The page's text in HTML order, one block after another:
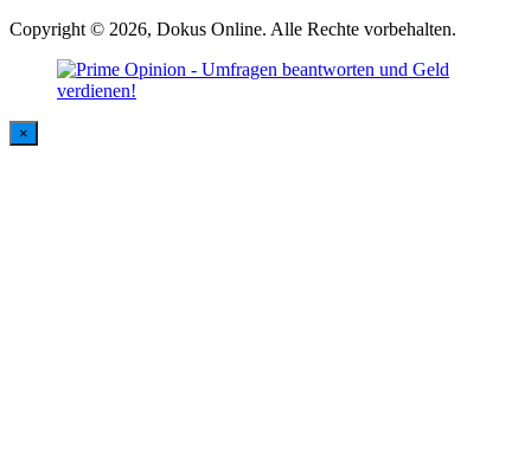
Copyright © 2026, Dokus Online. Alle Rechte vorbehalten.
×